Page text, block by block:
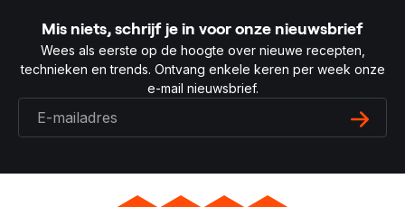
Mis niets, schrijf je in voor onze nieuwsbrief
Wees als eerste op de hoogte over nieuwe recepten,
technieken en trends. Ontvang enkele keren per week onze
e-mail nieuwsbrief.